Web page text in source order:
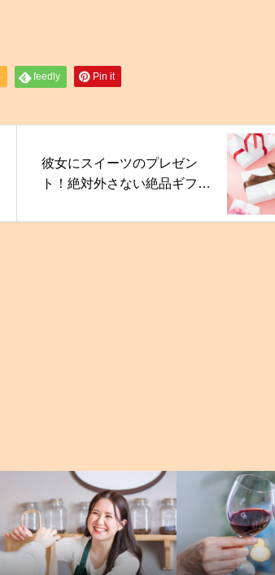
feedly Pin it
彼女にスイーツのプレゼン
ト！絶対外さない絶品ギフト